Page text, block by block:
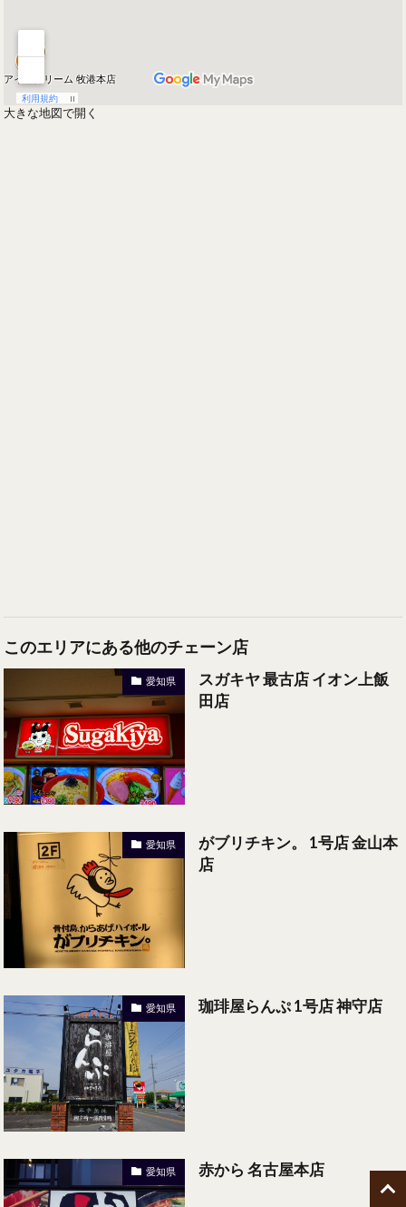
大きな地図で開く
このエリアにある他のチェーン店
愛知県
スガキヤ 最古店 イオン上飯
田店
愛知県
がブリチキン。 1号店 金山本
店
愛知県 珈琲屋らんぷ 1号店 神守店
愛知県 赤から 名古屋本店